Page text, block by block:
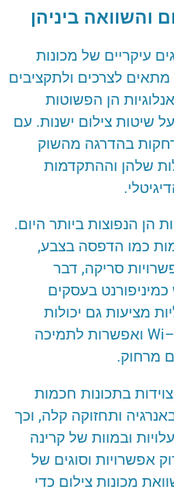
והשוואה ביניהן
עיקריים של מכונות
מתאים לצרכים ולתקציבים
אנלוגיות הן הפשוטות
על שיטות צילום ישנות. עם
בהדרגה מהשוק
שלהן וההתקדמות
.
הן הנפוצות ביותר היום.
כמו הדפסה בצבע,
סריקה, דבר
כמיניפורנט בעסקים
מציעות גם יכולות
Wi– ואפשרות לתמיכה
מרחוק.
בתכונות חכמות
ותחזוקה קלה, וכך
ובמוות של קרינה
אפשרויות וסוגים של
מכונות צילום כדי